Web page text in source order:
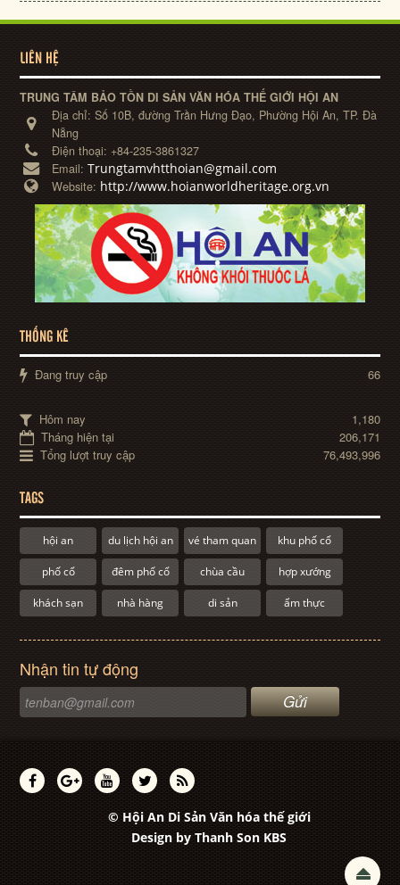
LIÊN HỆ
TRUNG TÂM BẢO TỒN DI SẢN VĂN HÓA THẾ GIỚI HỘI AN
Địa chỉ:Số 10B, đường Trần Hưng Đạo, Phường Hội An, TP. Đà
Nẵng
Điện thoại: +84-235-3861327
Email:Trungtamvhtthoian@gmail.com
Website: http://www.hoianworldheritage.org.vn
THỐNG KÊ
Đang truy cập 66
Hôm nay
1,180
Tháng hiện tại
206,171
Tổng lượt truy cập
76,493,996
TAGS
hội an du lịch hội an vé tham quan khu phố cổ
phố cổ đêm phố cổ chùa cầu hợp xướng
khách sạn nhà hàng di sản ẩm thực
Nhận tin tự động
© Hội An Di Sản Văn hóa thế giới
Design by Thanh Son KBS